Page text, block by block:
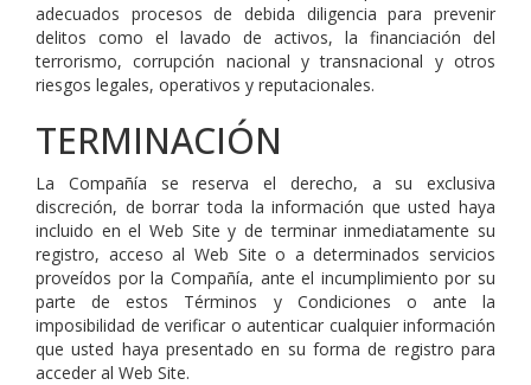
adecuados procesos de debida diligencia para prevenir
delitos como el lavado de activos, la financiación del
terrorismo, corrupción nacional y transnacional y otros
riesgos legales, operativos y reputacionales.
TERMINACIÓN
La Compañía se reserva el derecho, a su exclusiva
discreción, de borrar toda la información que usted haya
incluido en el Web Site y de terminar inmediatamente su
registro, acceso al Web Site o a determinados servicios
proveídos por la Compañía, ante el incumplimiento por su
parte de estos Términos y Condiciones o ante la
imposibilidad de verificar o autenticar cualquier información
que usted haya presentado en su forma de registro para
acceder al Web Site.